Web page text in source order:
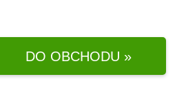
DO OBCHODU »